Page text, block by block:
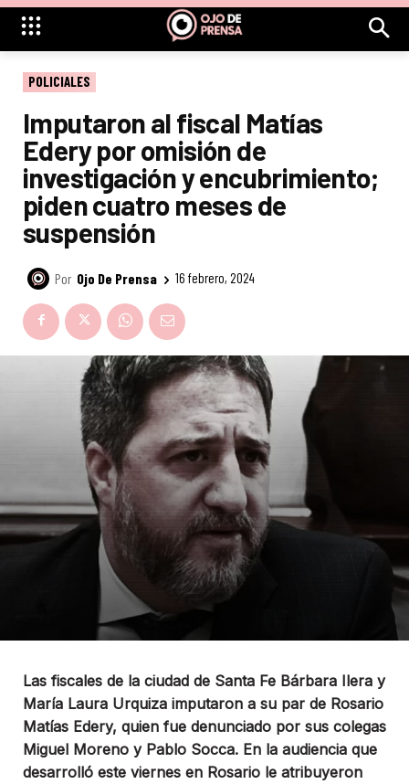
POLICIALES
Imputaron al fiscal Matías
Edery por omisión de
investigación y encubrimiento;
piden cuatro meses de
suspensión
Por Ojo De Prensa 16 febrero, 2024
Las fiscales de la ciudad de Santa Fe Bárbara Ilera y
María Laura Urquiza imputaron a su par de Rosario
Matías Edery, quien fue denunciado por sus colegas
Miguel Moreno y Pablo Socca. En la audiencia que
desarrolló este viernes en Rosario le atribuyeron